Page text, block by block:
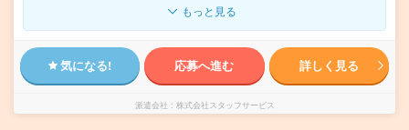
もっと見る
気になる! 応募へ進む 詳しく見る
派遣会社 株式会社スタッフサービス